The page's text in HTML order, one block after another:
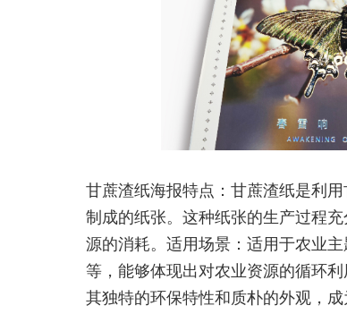
甘蔗渣纸海报特点：甘蔗渣纸是利
制成的纸张。这种纸张的生产过程
源的消耗。适用场景：适用于农业
等，能够体现出对农业资源的循环
其独特的环保特性和质朴的外观，